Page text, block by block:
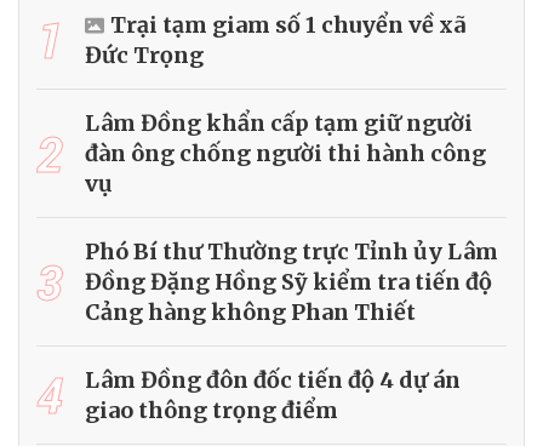
1
Trại tạm giam số 1 chuyển về xã
Đức Trọng
2
Lâm Đồng khẩn cấp tạm giữ người
đàn ông chống người thi hành công
vụ
3
Phó Bí thư Thường trực Tỉnh ủy Lâm
Đồng Đặng Hồng Sỹ kiểm tra tiến độ
Cảng hàng không Phan Thiết
4
Lâm Đồng đôn đốc tiến độ 4 dự án
giao thông trọng điểm